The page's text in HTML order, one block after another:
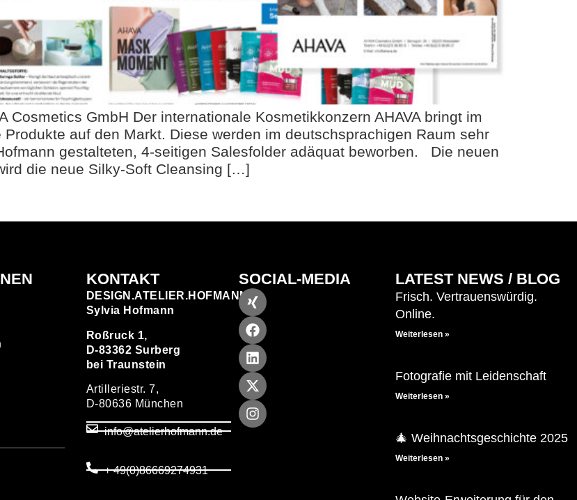
Cosmetics GmbH Der internationale Kosmetikkonzern AHAVA bringt im
auf den Markt. Diese werden im deutschsprachigen Raum sehr
gestalteten, 4-seitigen Salesfolder adäquat beworben. Die neuen
die neue Silky-Soft Cleansing […]
KONTAKT
DESIGN.ATELIER.HOFMANN
Sylvia Hofmann
Roßruck 1,
D-83362 Surberg
bei Traunstein
Artilleriestr. 7,
D-80636 München
info@atelierhofmann.de
+ 49(0)86669274931
SOCIAL-MEDIA LATEST NEWS / BLOG
Frisch. Vertrauenswürdig.
Online.
Weiterlesen »
Fotografie mit Leidenschaft
Weiterlesen »
🎄 Weihnachtsgeschichte 2025
Weiterlesen »